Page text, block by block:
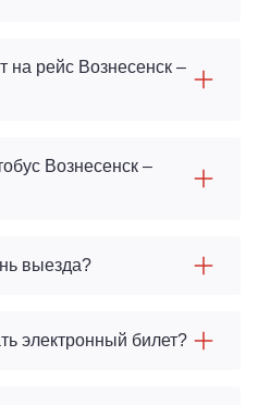
на рейс Вознесенск –
Вознесенск –
выезда?
электронный билет?